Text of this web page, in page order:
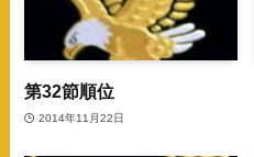
第32節順位
2014年11月22日